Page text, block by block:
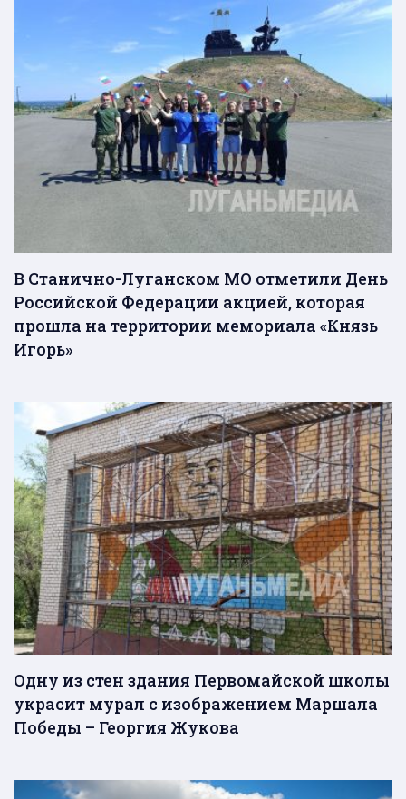
В Станично-Луганском МО отметили День
Российской Федерации акцией, которая
прошла на территории мемориала «Князь
Игорь»
Одну из стен здания Первомайской школы
украсит мурал с изображением Маршала
Победы – Георгия Жукова